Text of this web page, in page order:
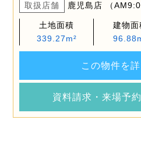
取扱店舗
鹿児島店 （
土地面積
339.27m²
建物面
この物件を
資料請求・来場予約